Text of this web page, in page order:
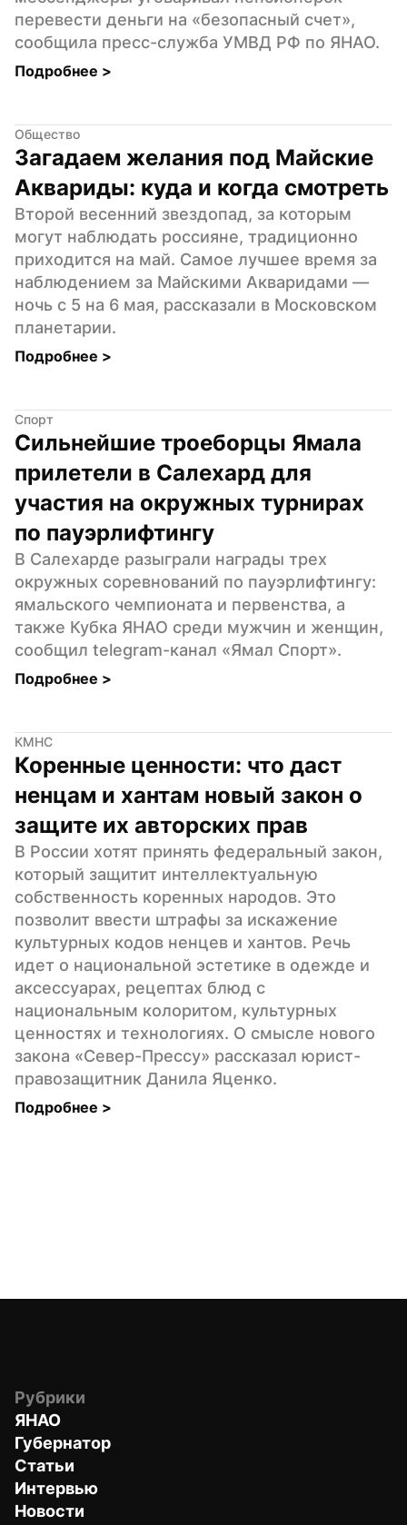
перевести деньги на «безопасный счет»,
сообщила пресс-служба УМВД РФ по ЯНАО.
Подробнее >
Общество
Загадаем желания под Майские
Аквариды: куда и когда смотреть
Второй весенний звездопад, за которым
могут наблюдать россияне, традиционно
приходится на май. Самое лучшее время за
наблюдением за Майскими Акваридами —
ночь с 5 на 6 мая, рассказали в Московском
планетарии.
Подробнее >
Спорт
Сильнейшие троеборцы Ямала
прилетели в Салехард для
участия на окружных турнирах
по пауэрлифтингу
В Салехарде разыграли награды трех
окружных соревнований по пауэрлифтингу:
ямальского чемпионата и первенства, а
также Кубка ЯНАО среди мужчин и женщин,
сообщил telegram-канал «Ямал Спорт».
Подробнее >
КМНС
Коренные ценности: что даст
ненцам и хантам новый закон о
защите их авторских прав
В России хотят принять федеральный закон,
который защитит интеллектуальную
собственность коренных народов. Это
позволит ввести штрафы за искажение
культурных кодов ненцев и хантов. Речь
идет о национальной эстетике в одежде и
аксессуарах, рецептах блюд с
национальным колоритом, культурных
ценностях и технологиях. О смысле нового
закона «Север-Прессу» рассказал юрист-
правозащитник Данила Яценко.
Подробнее >
Рубрики
ЯНАО
Губернатор
Статьи
Интервью
Новости